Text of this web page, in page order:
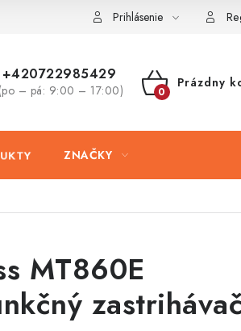
Prihlásenie
– pá: 9:00 – 17:00)
NÁKUPNÝ
Prázdny
ZNAČKY
MT860E
zastrihávač